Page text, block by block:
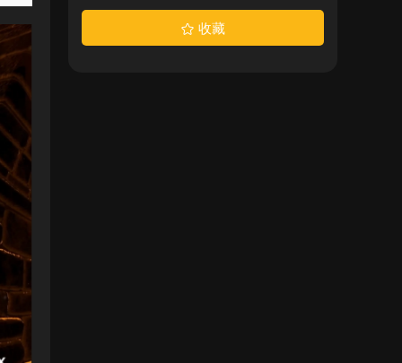
收藏